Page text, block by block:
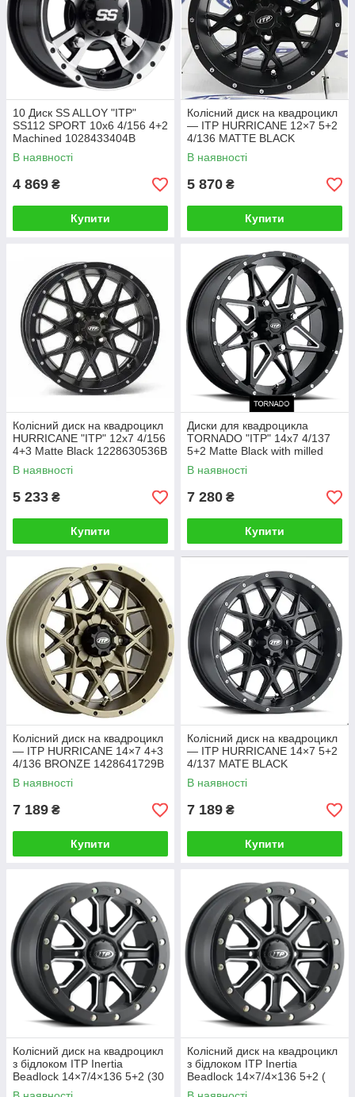
10 Диск SS ALLOY "ITP"
SS112 SPORT 10x6 4/156 4+2
Machined 1028433404B
В наявності
4 869 ₴
Купити
Колісний диск на квадроцикл
— ITP HURRICANE 12×7 5+2
4/136 MATTE BLACK
1228633536B
В наявності
5 870 ₴
Купити
Колісний диск на квадроцикл
HURRICANE "ITP" 12x7 4/156
4+3 Matte Black 1228630536B
В наявності
5 233 ₴
Купити
Диски для квадроцикла
TORNADO "ITP" 14x7 4/137
5+2 Matte Black with milled
1421951727B
В наявності
7 280 ₴
Купити
Колісний диск на квадроцикл
— ITP HURRICANE 14×7 4+3
4/136 BRONZE 1428641729B
В наявності
7 189 ₴
Купити
Колісний диск на квадроцикл
— ITP HURRICANE 14×7 5+2
4/137 MATE BLACK
1428641536B ALUG14#20#
18 19
В наявності
7 189 ₴
Купити
Колісний диск на квадроцикл
з бідлоком ITP Inertia
Beadlock 14×7/4×136 5+2 (30
mm)/1422523727B
Колісний диск на квадроцикл
з бідлоком ITP Inertia
Beadlock 14×7/4×136 5+2 (
+40 mm)/1422523727B